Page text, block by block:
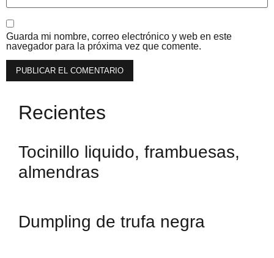
Guarda mi nombre, correo electrónico y web en este
navegador para la próxima vez que comente.
Recientes
Tocinillo liquido, frambuesas,
almendras
Dumpling de trufa negra